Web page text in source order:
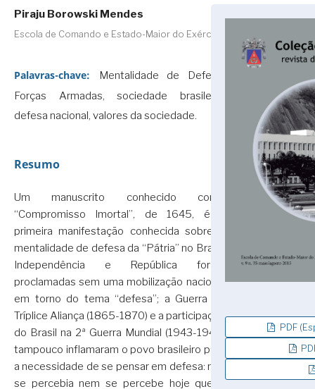
Piraju Borowski Mendes
Escola de Comando e Estado-Maior do Exército
Palavras-chave:
Mentalidade de Defesa,
Forças Armadas, sociedade brasileira,
defesa nacional, valores da sociedade.
Resumo
Um manuscrito conhecido como
“Compromisso Imortal”, de 1645, é a
primeira manifestação conhecida sobre a
mentalidade de defesa da “Pátria” no Brasil.
Independência e República foram
proclamadas sem uma mobilização nacional
em torno do tema “defesa”; a Guerra da
Tríplice Aliança (1865-1870) e a participação
do Brasil na 2ª Guerra Mundial (1943-1945)
tampouco inflamaram o povo brasileiro para
a necessidade de se pensar em defesa: não
se percebia nem se percebe hoje que o
PDF